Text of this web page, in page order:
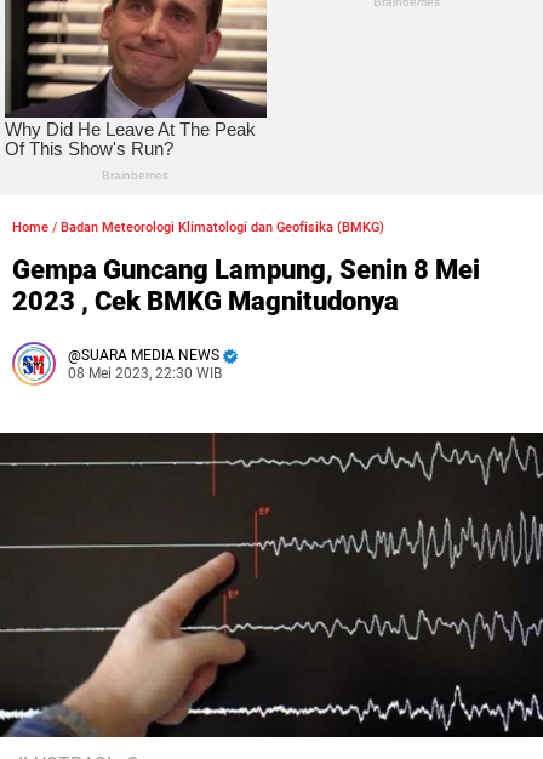
Home / Badan Meteorologi Klimatologi dan Geofisika (BMKG)
Gempa Guncang Lampung, Senin 8 Mei
2023 , Cek BMKG Magnitudonya
SUARA MEDIA NEWS
08 Mei 2023, 22:30 WIB